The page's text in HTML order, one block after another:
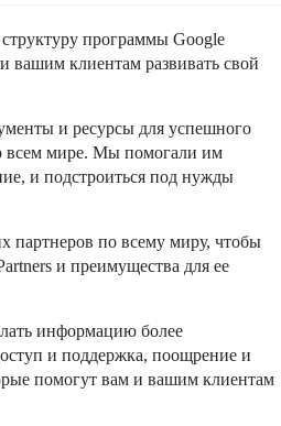
программы Google
вашим клиентам развивать свой
и ресурсы для успешного
всем мире. Мы помогали им
и подстроиться под нужды
партнеров по всему миру, чтобы
и преимущества для ее
информацию более
и поддержка, поощрение и
помогут вам и вашим клиентам